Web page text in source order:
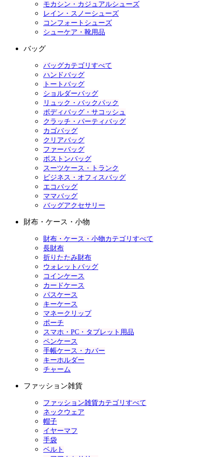
モカシン・カジュアルシューズ
レイン・スノーシューズ
コンフォートシューズ
シューケア・靴用品
バッグ
バッグカテゴリすべて
ハンドバッグ
トートバッグ
ショルダーバッグ
リュック・バックパック
ボディバッグ・サコッシュ
クラッチ・パーティバッグ
カゴバッグ
クリアバッグ
ファーバッグ
ボストンバッグ
スーツケース・トランク
ビジネス・オフィスバッグ
エコバッグ
ママバッグ
バッグアクセサリー
財布・ケース・小物
財布・ケース・小物カテゴリすべて
長財布
折りたたみ財布
ウォレットバッグ
コインケース
カードケース
パスケース
キーケース
マネークリップ
ポーチ
スマホ・PC・タブレット用品
ペンケース
手帳ケース・カバー
キーホルダー
チャーム
ファッション雑貨
ファッション雑貨カテゴリすべて
ネックウェア
帽子
イヤーマフ
手袋
ベルト